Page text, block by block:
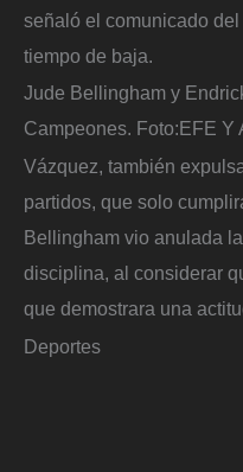
señaló el comunicado
tiempo de baja.
Jude Bellingham y
Campeones. Foto: EFE Y
Vázquez, también
partidos, que solo
Bellingham vio anulada
disciplina, al considerar
que demostrara una
Deportes